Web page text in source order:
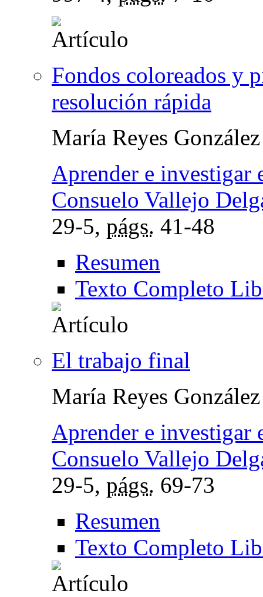
Fondos coloreados y
resolución rápida
María Reyes
Aprender e investigar
Consuelo Vallejo
29-5, págs. 41-48
Resumen
Texto Completo
El trabajo final
María Reyes
Aprender e investigar
Consuelo Vallejo
29-5, págs. 69-73
Resumen
Texto Completo